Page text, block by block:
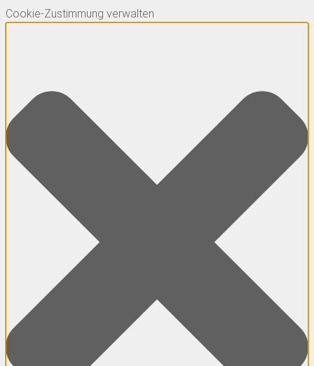
Cookie-Zustimmung verwalten